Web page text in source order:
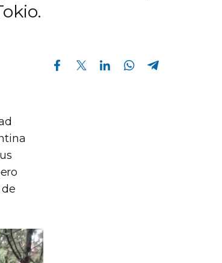
Compartir en Facebook Compartir en Twitter Compartir en Linkedin Compartir en Whatsapp